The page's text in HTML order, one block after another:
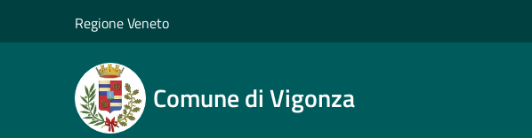
Regione Veneto
Comune di Vigonza